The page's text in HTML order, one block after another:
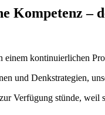
Kompetenz –
kontinuierlichen
und Denkstrategien,
Verfügung stünde,